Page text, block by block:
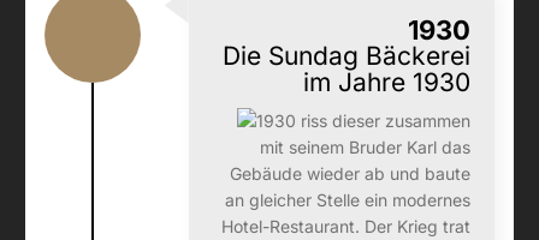
1930
Die Sundag Bäckerei
im Jahre 1930
1930 riss dieser zusammen
mit seinem Bruder Karl das
Gebäude wieder ab und baute
an gleicher Stelle ein modernes
Hotel-Restaurant. Der Krieg trat